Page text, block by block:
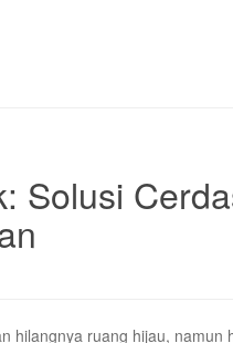
Solusi
hilangnya ruang hijau, namun